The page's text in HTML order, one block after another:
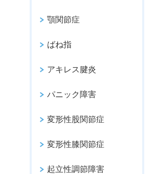
顎関節症
ばね指
アキレス腱炎
パニック障害
変形性股関節症
変形性膝関節症
起立性調節障害